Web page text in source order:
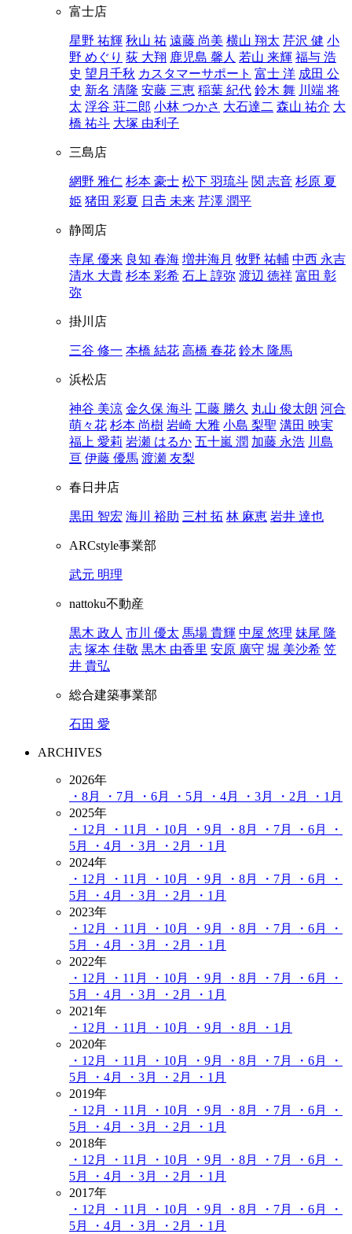
富士店
星野 祐輝 秋山 祐 遠藤 尚美 横山 翔太 芹沢 健 小
野 めぐり 荻 大翔 鹿児島 馨人 若山 来輝 福与 浩
史 望月千秋 カスタマーサポート 富士 洋 成田 公
史 新名 清隆 安藤 三恵 稲葉 紀代 鈴木 舞 川端 将
太 浮谷 荘二郎 小林 つかさ 大石達二 森山 祐介 大
橋 祐斗 大塚 由利子
三島店
網野 雅仁 杉本 豪士 松下 羽琉斗 関 志音 杉原 夏
姫 猪田 彩夏 日𠮷 未来 芹澤 潤平
静岡店
寺尾 優来 良知 春海 増井海月 牧野 祐輔 中西 永吉
清水 大貴 杉本 彩希 石上 諄弥 渡辺 徳祥 富田 彰
弥
掛川店
三谷 修一 本橋 結花 高橋 春花 鈴木 隆馬
浜松店
神谷 美涼 金久保 海斗 工藤 勝久 丸山 俊太朗 河合
萌々花 杉本 尚樹 岩崎 大雅 小島 梨聖 溝田 映実
福上 愛莉 岩瀬 はるか 五十嵐 潤 加藤 永浩 川島
亘 伊藤 優馬 渡瀬 友梨
春日井店
黒田 智宏 海川 裕助 三村 拓 林 麻恵 岩井 達也
ARCstyle事業部
武元 明理
nattoku不動産
黒木 政人 市川 優太 馬場 貴輝 中屋 悠理 妹尾 隆
志 塚本 佳敬 黒木 由香里 安原 廣守 堀 美沙希 笠
井 貴弘
総合建築事業部
石田 愛
ARCHIVES
2026年
・8月
・7月 ・6月 ・5月 ・4月 ・3月 ・2月
・1月
2025年
・12月
・11月 ・10月 ・9月 ・8月 ・7月 ・6月
・
5月
・4月 ・3月 ・2月
・1月
2024年
・12月
・11月 ・10月 ・9月 ・8月 ・7月 ・6月
・
5月
・4月 ・3月 ・2月
・1月
2023年
・12月
・11月 ・10月 ・9月 ・8月 ・7月 ・6月
・
5月
・4月 ・3月 ・2月
・1月
2022年
・12月
・11月 ・10月 ・9月 ・8月 ・7月 ・6月
・
5月
・4月 ・3月 ・2月
・1月
2021年
・12月
・11月 ・10月 ・9月 ・8月
・1月
2020年
・12月
・11月 ・10月 ・9月 ・8月 ・7月 ・6月
・
5月
・4月 ・3月 ・2月
・1月
2019年
・12月
・11月 ・10月 ・9月 ・8月 ・7月 ・6月
・
5月
・4月 ・3月 ・2月
・1月
2018年
・12月
・11月 ・10月 ・9月 ・8月 ・7月 ・6月
・
5月
・4月 ・3月 ・2月
・1月
2017年
・12月
・11月 ・10月 ・9月 ・8月 ・7月 ・6月
・
5月
・4月 ・3月 ・2月
・1月